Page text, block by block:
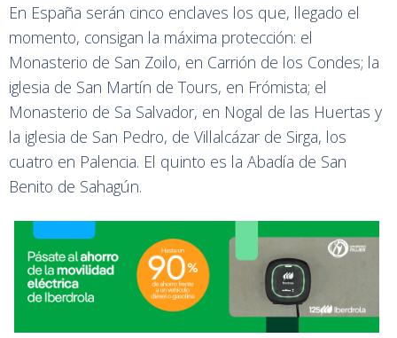
En España serán cinco enclaves los que, llegado el
momento, consigan la máxima protección: el
Monasterio de San Zoilo, en Carrión de los Condes; la
iglesia de San Martín de Tours, en Frómista; el
Monasterio de Sa Salvador, en Nogal de las Huertas y
la iglesia de San Pedro, de Villalcázar de Sirga, los
cuatro en Palencia. El quinto es la Abadía de San
Benito de Sahagún.